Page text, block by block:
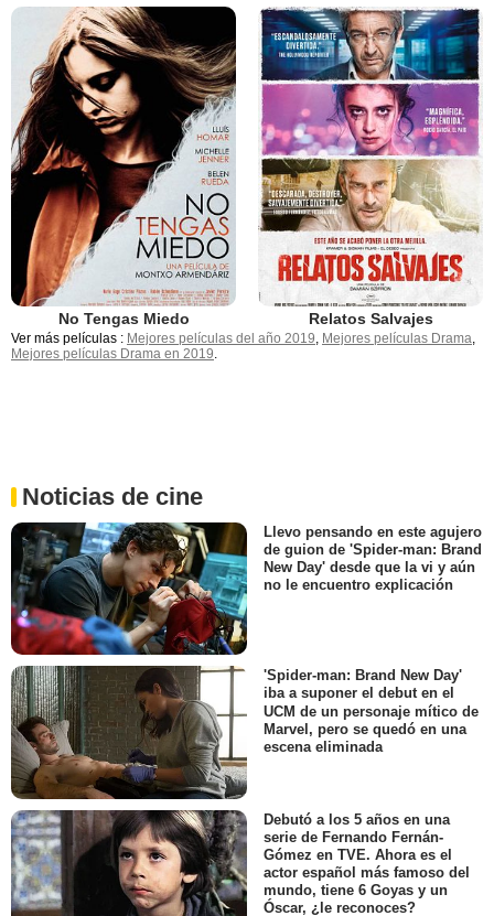
No Tengas Miedo Relatos Salvajes
Ver más películas : Mejores películas del año 2019, Mejores películas Drama,
Mejores películas Drama en 2019.
Noticias de cine
Llevo pensando en este agujero
de guion de 'Spider-man: Brand
New Day' desde que la vi y aún
no le encuentro explicación
'Spider-man: Brand New Day'
iba a suponer el debut en el
UCM de un personaje mítico de
Marvel, pero se quedó en una
escena eliminada
Debutó a los 5 años en una
serie de Fernando Fernán-
Gómez en TVE. Ahora es el
actor español más famoso del
mundo, tiene 6 Goyas y un
Óscar, ¿le reconoces?